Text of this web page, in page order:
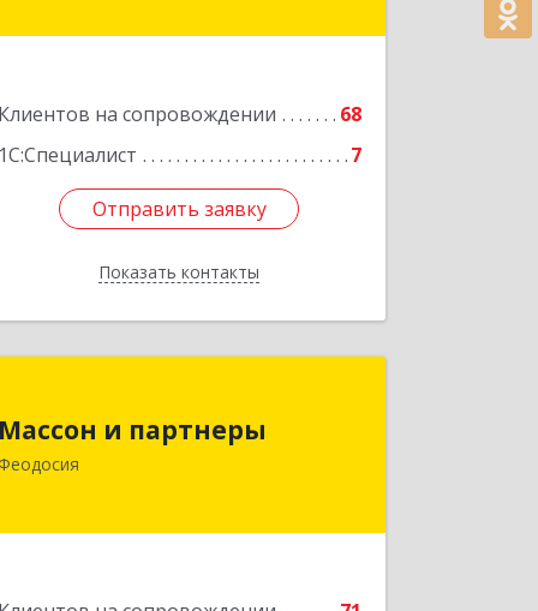
Клиентов на сопровождении
68
1С:Специалист
7
Отправить заявку
Показать контакты
Отправить заявку
Назад
Массон и партнеры
298112, Крым Респ, Феодосия г,
Подробнее